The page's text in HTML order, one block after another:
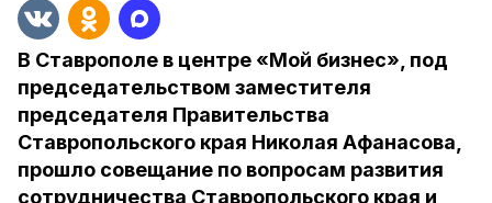
В Ставрополе в центре «Мой бизнес», под
председательством заместителя
председателя Правительства
Ставропольского края Николая Афанасова,
прошло совещание по вопросам развития
сотрудничества Ставропольского края и